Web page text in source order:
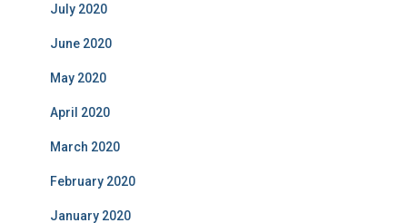
July 2020
June 2020
May 2020
April 2020
March 2020
February 2020
January 2020